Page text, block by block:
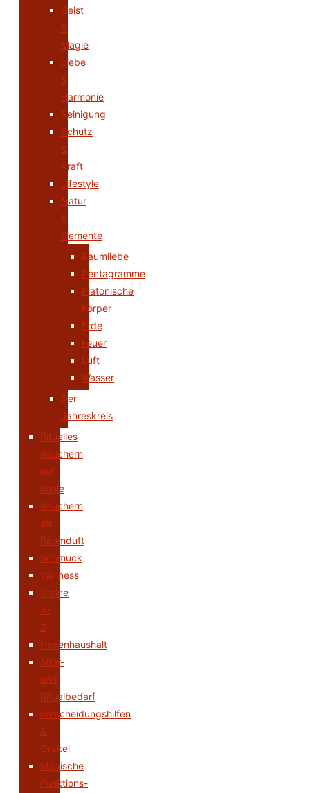
Geist
&
Magie
Liebe
&
Harmonie
Reinigung
Schutz
&
Kraft
Lifestyle
Natur
&
Elemente
Baumliebe
Pentagramme
Platonische
Körper
Erde
Feuer
Luft
Wasser
Der
Jahreskreis
Rituelles
Räuchern
auf
Kohle
Räuchern
als
Raumduft
Schmuck
Wellness
Steine
A-
Z
Hexenhaushalt
Altar-
und
Ritualbedarf
Entscheidungshilfen
&
Orakel
Magische
Funktions-